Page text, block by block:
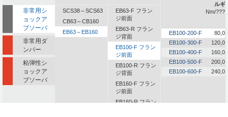
非常用シ
ョックア
ブソーバ
非常用ダ
ンパー
粘弾性シ
ョックア
ブソーバ
SCS38～SCS63
CB63～CB160
EB63～EB160
EB63-F フラン
ジ前面
EB63-R フラン
ジ背面
EB100-F フラン
ジ前面
EB100-R フラン
ジ背面
EB160-F フラン
ジ前面
EB160-R フラン
ルギ
Nm/
EB100-200-F
EB100-300-F
EB100-400-F
EB100-500-F
EB100-600-F